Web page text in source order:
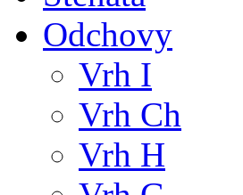
Odchovy
Vrh I
Vrh Ch
Vrh H